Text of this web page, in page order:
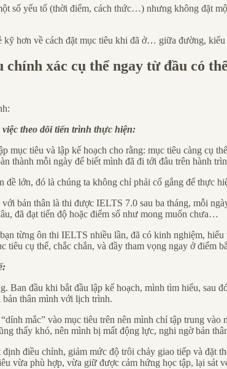
số yếu tố (thời điểm, cách thức…) nhưng không đặt
kỹ hơn về cách đặt mục tiêu khi đã ở… giữa đường,
chính xác cụ thể ngay từ đầu có
theo dõi tiến trình thực hiện:
mục tiêu và lập kế hoạch cho rằng: mục tiêu càng cụ
thành mỗi ngày để biết mình đã đi tới đâu trên hành
đề lớn, đó là chúng ta không chỉ phải cố gắng để thực
bản thân là thi được IELTS 7.0 sau ba tháng, mỗi
đã đạt tiến độ hoặc điểm số như mong muốn chưa…
từng ôn thi IELTS nhiều lần, đã có kinh nghiệm,
tiêu cụ thể, chắc chắn, và đầy tham vọng ngay ở điểm
Ban đầu khi bắt đầu lập kế hoạch, mình tìm hiểu, sau
thân mình với lịch trình.
mắc” vào mục tiêu trên nên mình chỉ tập trung
thấy khó, nên mình bị mất động lực, nghi ngờ bản
điều chỉnh, giảm mức độ trôi chảy giao tiếp và đặt
vừa phù hợp, vừa giữ được cảm hứng học tập, lại sát